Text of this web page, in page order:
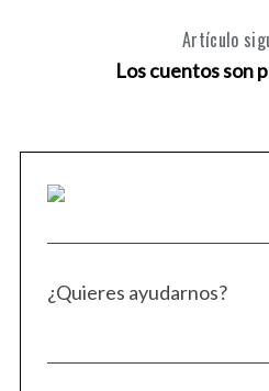
Artículo
Los cuentos son
¿Quieres ayudarnos?